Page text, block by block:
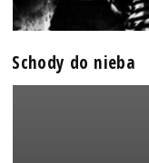
Schody do nieba